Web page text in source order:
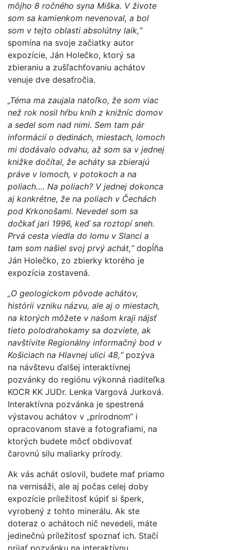
môjho 8 ročného syna Miška. V živote
som sa kamienkom nevenoval, a bol
som v tejto oblasti absolútny laik,“
spomína na svoje začiatky autor
expozície, Ján Holečko, ktorý sa
zbieraniu a zušľachťovaniu achátov
venuje dve desaťročia.
„Téma ma zaujala natoľko, že som viac
než rok nosil hŕbu kníh z knižníc domov
a sedel som nad nimi. Sem tam pár
informácií o dedinách, miestach, lomoch
mi dodávalo odvahu, až som sa v jednej
knižke dočítal, že acháty sa zbierajú
práve v lomoch, v potokoch a na
poliach…. Na poliach? V jednej dokonca
aj konkrétne, že na poliach v Čechách
pod Krkonošami. Nevedel som sa
dočkať jari 1996, keď sa roztopí sneh.
Prvá cesta viedla do lomu v Slanci a
tam som našiel svoj prvý achát,“dopĺňa
Ján Holečko, zo zbierky ktorého je
expozícia zostavená.
„O geologickom pôvode achátov,
histórii vzniku názvu, ale aj o miestach,
na ktorých môžete v našom kraji nájsť
tieto polodrahokamy sa dozviete, ak
navštívite Regionálny informačný bod v
Košiciach na Hlavnej ulici 48,“pozýva
na návštevu ďalšej interaktívnej
pozvánky do regiónu výkonná riaditeľka
KOCR KK JUDr. Lenka Vargová Jurková.
Interaktívna pozvánka je spestrená
výstavou achátov v „prírodnom“ i
opracovanom stave a fotografiami, na
ktorých budete môcť obdivovať
čarovnú silu maliarky prírody.
Ak vás achát oslovil, budete mať priamo
na vernisáži, ale aj počas celej doby
expozície príležitosť kúpiť si šperk,
vyrobený z tohto minerálu. Ak ste
doteraz o achátoch nič nevedeli, máte
jedinečnú príležitosť spoznať ich. Stačí
prijať pozvánku na interaktívnu